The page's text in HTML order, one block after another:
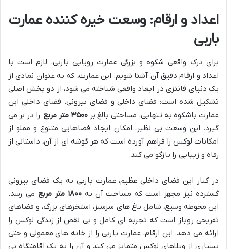
اعداد و ارقام: وسعت خیره کننده عمارت
باربی
برای درک واقعی شکوه و بزرگی عمارت رویایی باربی، لازم است با
اعداد و ارقام دقیق آن آشنا شویم. این عمارت، که به عنوان نمادی از
یک دنیای فانتزی در ابعاد واقعی شناخته می شود، از دو بخش اصلی
تشکیل شده است: فضای داخلی و فضای بیرونی. فضای داخلی این
عمارت باشکوه به تنهایی، مساحتی بالغ بر۳۵۰۰ متر مربع
را در بر می
گیرد. این وسعت بی نظیر، امکان ایجاد فضاهایی متنوع و مملو از
امکانات لوکس را فراهم آورده است که هر گوشه ای از آن، داستانی از
رفاه و زیبایی را بازگو می کند.
در کنار این فضای داخلی عظیم، عمارت باربی به یک فضای بیرونی
گسترده نیز مجهز است که مساحت آن به۱۸۰۰ متر مربع
می رسد.
این محوطه وسیع، شامل باغ های سرسبز، استخرهای بزرگ، و فضاهای
تفریحی روباز است که تجربه ای کامل و بی نقص از زندگی لوکس را
ارائه می دهد. این ارقام، عمارت باربی را از خانه های معمولی و حتی
بسیاری از ویلاهای لوکس متمایز می کند و آن را به یک اقامتگاه بی